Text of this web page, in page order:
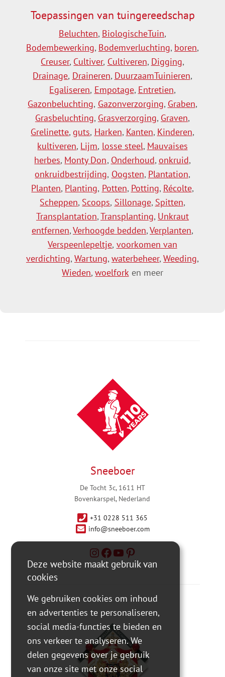
Toepassingen van tuingereedschap
Beluchten, BiologischeTuin,
Bodembewerking, Bodemverluchting, boren,
Creuser, Cultiver, Cultiveren, Digging,
Drainage, Draineren, DuurzaamTuinieren,
Egaliseren, Empotage, Entretien,
Gazonbeluchting, Gazonverzorging, Graben,
Grasbeluchting, Grasverzorging, Graven,
Grelinette,guts, Harken, Kanten, Kinderen,
kultiveren, Lijm, losse steel, Mauvaises
herbes, Monty Don, Onderhoud, onkruid,
onkruidbestrijding, Oogsten, Plantation,
Planten, Planting, Potten, Potting, Récolte,
Scheppen, Scoops, Sillonage, Spitten,
Transplantation,Transplanting, Unkraut
entfernen,Verhoogde bedden,Verplanten,
Verspeenlepeltje, voorkomen van
verdichting, Wartung,waterbeheer,Weeding,
Wieden,woelforken meer
Sneeboer
De Tocht 3c, 1611 HT
Bovenkarspel, Nederland
+31 0228 511 365
info@sneeboer.com
Deze website maakt gebruik van
cookies
We gebruiken cookies om inhoud
en advertenties te personaliseren,
social media-functies te bieden en
ons verkeer te analyseren. We
delen gegevens over je gebruik
van onze site met onze social